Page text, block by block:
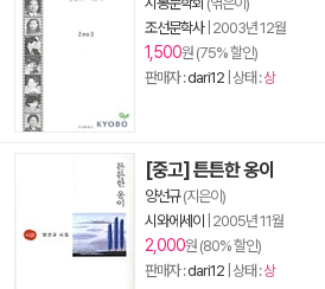
조선문학사| 2003년 12월
1,500원 (75% 할인)
판매자 :dari12 | 상태 :상
[중고] 튼튼한 옹이
양선규(지은이)
시와에세이
2005년 11월
2,000원 (80% 할인)
판매자 :dari12 | 상태 :상